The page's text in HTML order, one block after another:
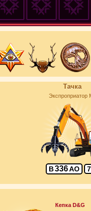
Тачка
Экспроприатор
В336АО
Кепка D&G